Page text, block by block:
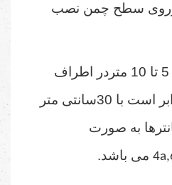
سطح چمن نصب
شعاع پاشش هانترها از 5 تا 10 متردر اطراف
است با 30سانتی متر
به صورت
می باشد.